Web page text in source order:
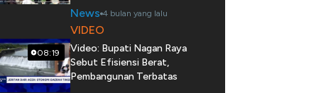
News 4 bulan yang lalu
08:19
VIDEO
Video: Bupati Nagan Raya
Sebut Efisiensi Berat,
Pembangunan Terbatas